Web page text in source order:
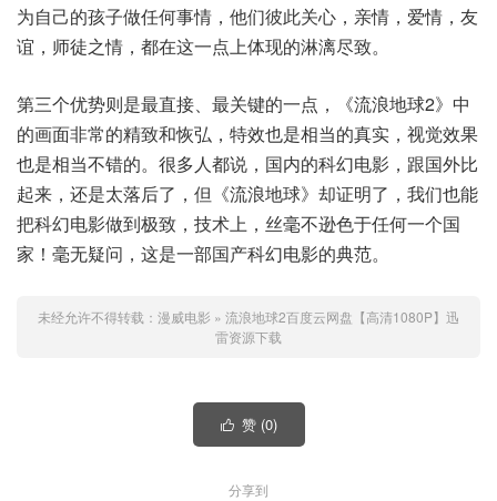
为自己的孩子做任何事情，他们彼此关心，亲情，爱情，友
谊，师徒之情，都在这一点上体现的淋漓尽致。
第三个优势则是最直接、最关键的一点，《流浪地球2》中
的画面非常的精致和恢弘，特效也是相当的真实，视觉效果
也是相当不错的。很多人都说，国内的科幻电影，跟国外比
起来，还是太落后了，但《流浪地球》却证明了，我们也能
把科幻电影做到极致，技术上，丝毫不逊色于任何一个国
家！毫无疑问，这是一部国产科幻电影的典范。
未经允许不得转载： 漫威电影 » 流浪地球2百度云网盘【高清1080P】迅
雷资源下载
 赞 (0)
分享到